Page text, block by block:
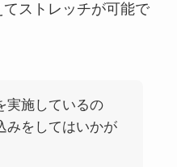
ストレッチが可能で
実施しているの
みをしてはいかが